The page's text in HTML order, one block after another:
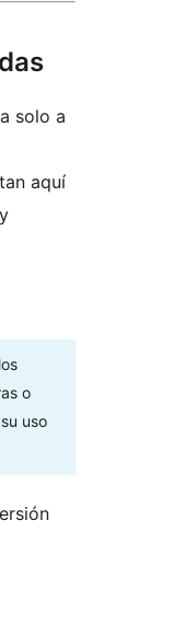
solo a
aquí
o
uso